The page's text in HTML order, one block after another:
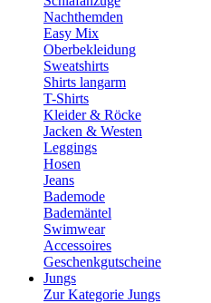
Nachthemden
Easy Mix
Oberbekleidung
Sweatshirts
Shirts langarm
T-Shirts
Kleider & Röcke
Jacken & Westen
Leggings
Hosen
Jeans
Bademode
Bademäntel
Swimwear
Accessoires
Geschenkgutscheine
Jungs
Zur Kategorie Jungs